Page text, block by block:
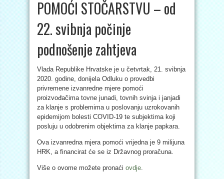
POMOĆI STOČARSTVU – od
22. svibnja počinje
podnošenje zahtjeva
Vlada Republike Hrvatske je u četvrtak, 21. svibnja
2020. godine, donijela Odluku o provedbi
privremene izvanredne mjere pomoći
proizvođačima tovne junadi, tovnih svinja i janjadi
za klanje s problemima u poslovanju uzrokovanih
epidemijom bolesti COVID-19 te subjektima koji
posluju u odobrenim objektima za klanje papkara.
Ova izvanredna mjera pomoći vrijedna je 9 milijuna
HRK, a financirat će se iz Državnog proračuna.
Više o ovome možete pronaći ovdje.